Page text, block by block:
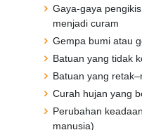
Gaya-gaya
menjadi curam
Gempa bumi atau
Batuan yang tidak
Batuan yang
Curah hujan yang
Perubahan
manusia)